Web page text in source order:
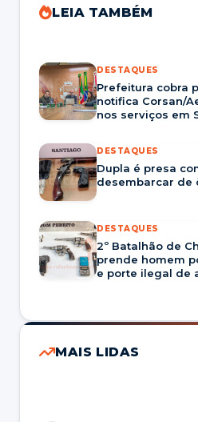
LEIA TAMBÉM
DESTAQUES
Prefeitura cobra
notifica Corsan/
nos serviços em
DESTAQUES
Dupla é presa
desembarcar de
DESTAQUES
2º Batalhão de
prende homem
e porte ilegal de
MAIS LIDAS